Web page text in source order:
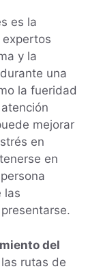
es la
expertos
y la
una
la fueridad
mejorar
en
en
las
del
rutas de